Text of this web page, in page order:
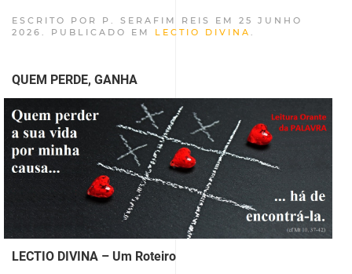
ESCRITO POR P. SERAFIM REIS EM 25 JUNHO
2026 . PUBLICADO EM LECTIO DIVINA .
QUEM PERDE, GANHA
LECTIO DIVINA – Um Roteiro